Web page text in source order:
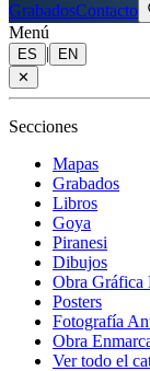
GrabadosContacto
Menú
ES |
EN
✕
Secciones
Mapas
Grabados
Libros
Goya
Piranesi
Dibujos
Obra Gráfica
Posters
Fotografía
Obra
Ver todo el